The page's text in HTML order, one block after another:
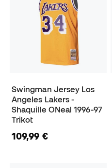
Swingman Jersey Los
Angeles Lakers -
Shaquille ONeal 1996-97
Trikot
109,99 €